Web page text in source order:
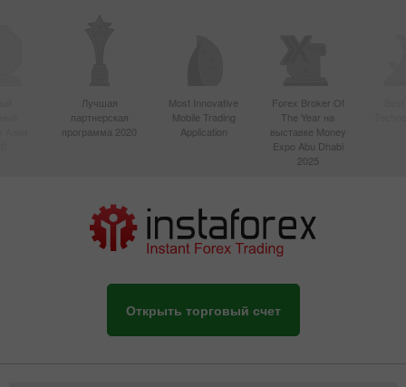
Лучшая
партнерская
программа 2020
Most Innovative
Mobile Trading
Application
Forex Broker Of
The Year на
выставке Money
Expo Abu Dhabi
2025
Открыть торговый счет